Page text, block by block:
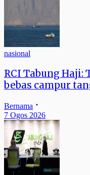
nasional
RCI Tabung Haji:
bebas campur
Bernama
7 Ogos 2026